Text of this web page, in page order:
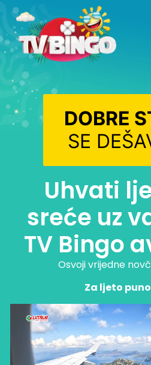
DOBRE
SE
Uhvati
sreće uz
TV Bingo
Osvoji vrijedne
Za ljeto